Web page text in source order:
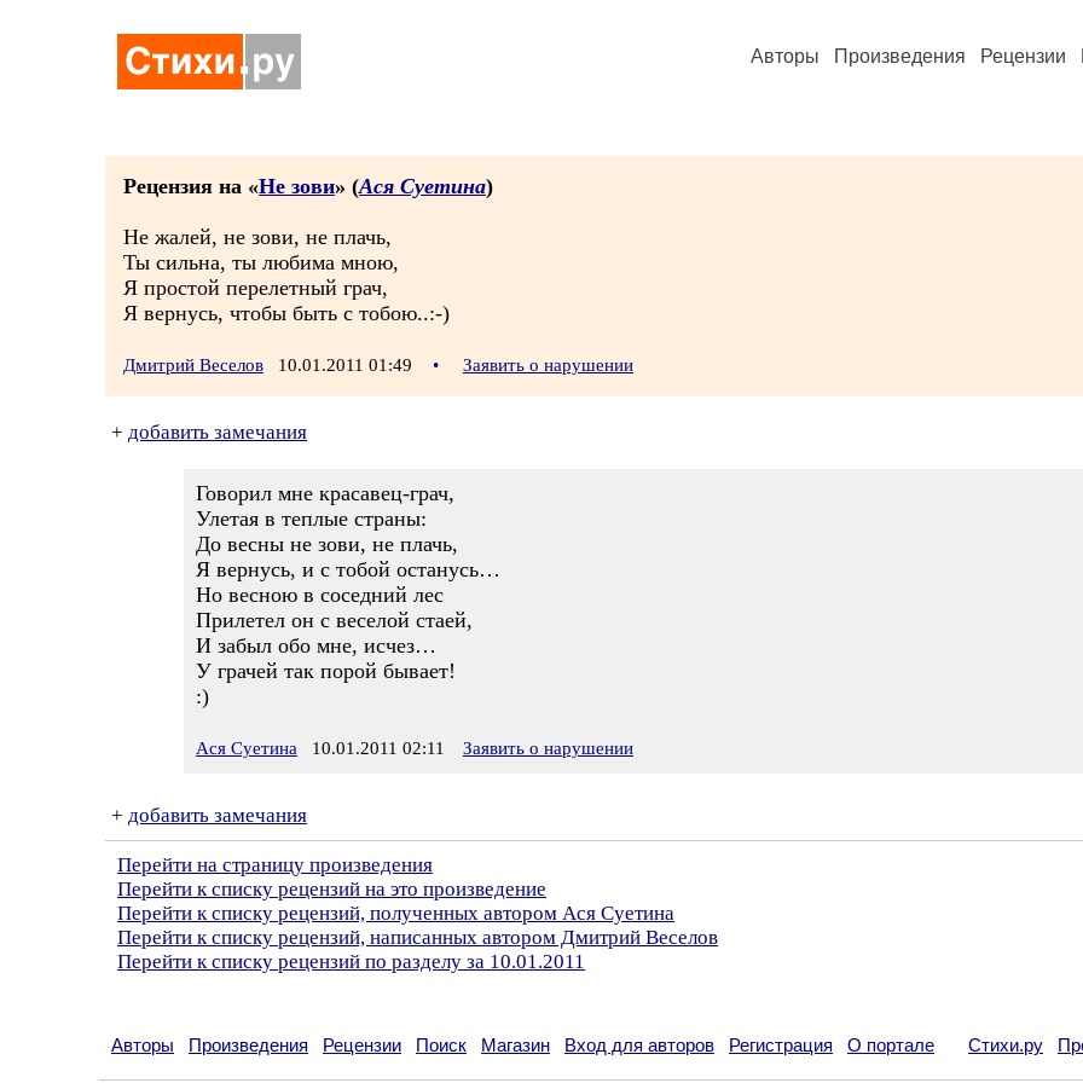
Авторы Произведения Рецензии
Рецензия на «Не зови» (Ася Суетина)
Не жалей, не зови, не плачь,
Ты сильна, ты любима мною,
Я простой перелетный грач,
Я вернусь, чтобы быть с тобою..:-)
Дмитрий Веселов 10.01.2011 01:49 • Заявить о нарушении
+ добавить замечания
Говорил мне красавец-грач,
Улетая в теплые страны:
До весны не зови, не плачь,
Я вернусь, и с тобой останусь…
Но весною в соседний лес
Прилетел он с веселой стаей,
И забыл обо мне, исчез…
У грачей так порой бывает!
:)
Ася Суетина 10.01.2011 02:11 Заявить о нарушении
+ добавить замечания
Перейти на страницу произведения
Перейти к списку рецензий на это произведение
Перейти к списку рецензий, полученных автором Ася Суетина
Перейти к списку рецензий, написанных автором Дмитрий Веселов
Перейти к списку рецензий по разделу за 10.01.2011
Авторы Произведения Рецензии Поиск Магазин Вход для авторов Регистрация О портале Стихи.ру